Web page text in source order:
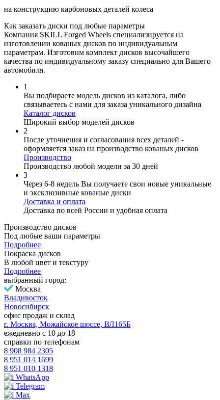
на конструкцию карбоновых деталей колеса
Как заказать диски под любые параметры
Компания SKILL Forged Wheels специализируется на
изготовлении кованых дисков по индивидуальным
параметрам. Изготовим комплект дисков высочайшего
качества по индивидуальному заказу специально для Вашего
автомобиля.
1
Вы подбираете модель дисков из каталога, либо
связываетесь с нами для заказа уникального дизайна
Каталог дисков
Широкий выбор моделей дисков
2
После уточнения и согласования всех деталей -
оформляется заказ на производство кованых дисков
Производство
Производство любой модели за 30 дней
3
Через 6-8 недель Вы получаете свои новые уникальные
и эксклюзивные кованые диски
Доставка и оплата
Доставка по всей России и удобная оплата
Производство дисков
Под любые ваши параметры
Подробнее
Покраска дисков
В любой цвет и текстуру
Подробнее
выбранный город:
Москва
Владивосток
Новосибирск
офис продаж и склад
г. Москва, Можайское шоссе, ВЛ165Б
ежедневно с 10 до 18
справки по телефонам
8 908 984 2305
8 951 014 1699
8 951 010 1318
WhatsApp
Telegram
Max